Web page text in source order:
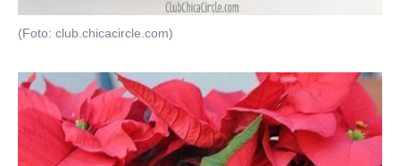
(Foto: club.chicacircle.com)